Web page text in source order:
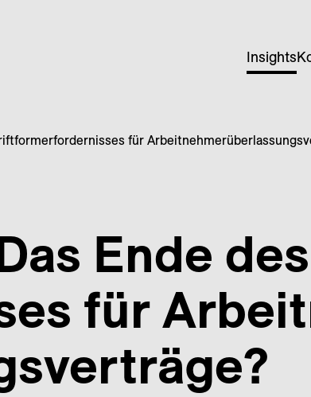
Insights
für
Ende
für